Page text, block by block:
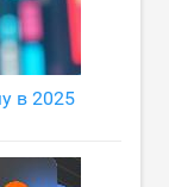
в 2025